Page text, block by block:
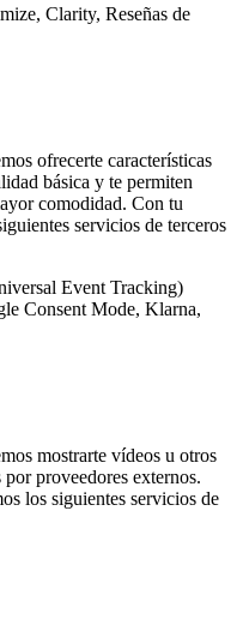
Clarity, Reseñas de
ofrecerte características
básica y te permiten
comodidad. Con tu
servicios de terceros
Event Tracking)
Consent Mode, Klarna,
mostrarte vídeos u otros
proveedores externos.
los siguientes servicios de